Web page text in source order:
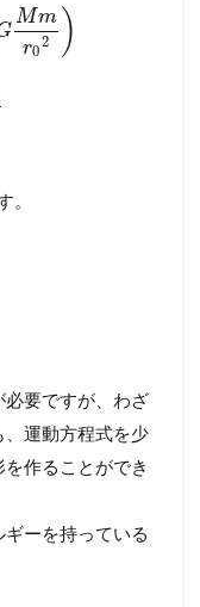
Mm
r0
2 )
。
要ですが、わざ
運動方程式を少
作ることができ
ギーを持っている